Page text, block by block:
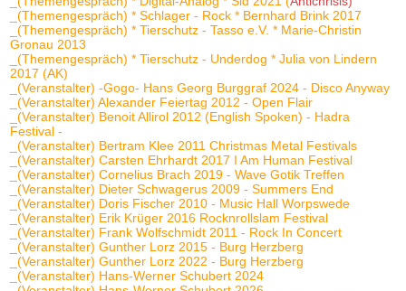
_(Themengespräch) * Schlager - Rock * Bernhard Brink 2017
_(Themengespräch) * Tierschutz - Tasso e.V. * Marie-Christin
Gronau 2013
_(Themengespräch) * Tierschutz - Underdog * Julia von Lindern
2017 (AK)
_(Veranstalter) -Gogo- Hans Georg Burggraf 2024 - Disco Anyway
_(Veranstalter) Alexander Feiertag 2012 - Open Flair
_(Veranstalter) Benoit Allirol 2012 (English Spoken) - Hadra
Festival -
_(Veranstalter) Bertram Klee 2011 Christmas Metal Festivals
_(Veranstalter) Carsten Ehrhardt 2017 I Am Human Festival
_(Veranstalter) Cornelius Brach 2019 - Wave Gotik Treffen
_(Veranstalter) Dieter Schwagerus 2009 - Summers End
_(Veranstalter) Doris Fischer 2010 - Music Hall Worpswede
_(Veranstalter) Erik Krüger 2016 Rocknrollslam Festival
_(Veranstalter) Frank Wolfschmidt 2011 - Rock In Concert
_(Veranstalter) Gunther Lorz 2015 - Burg Herzberg
_(Veranstalter) Gunther Lorz 2022 - Burg Herzberg
_(Veranstalter) Hans-Werner Schubert 2024